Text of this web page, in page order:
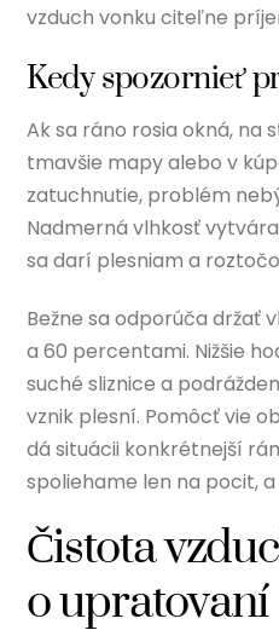
vzduch vonku citeľne
Kedy spozornieť
Ak sa ráno rosia okná, na
tmavšie mapy alebo v
zatuchnutie, problém
Nadmerná vlhkosť
sa darí plesniam a
Bežne sa odporúča držať
a 60 percentami. Nižšie
suché sliznice a
vznik plesní. Pomôcť vie
dá situácii konkrétnejší
spoliehame len na pocit,
Čistota
o upratovaní